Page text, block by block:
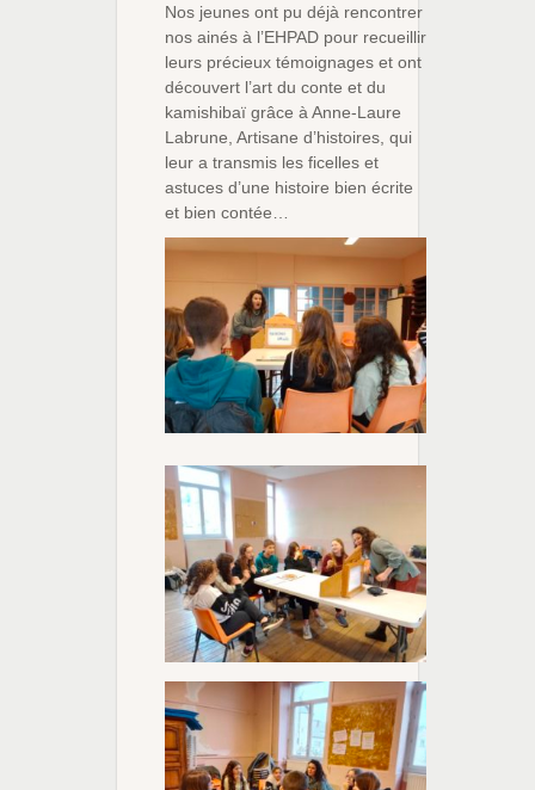
Nos jeunes ont pu déjà rencontrer
nos ainés à l’EHPAD pour recueillir
leurs précieux témoignages et ont
découvert l’art du conte et du
kamishibaï grâce à Anne-Laure
Labrune, Artisane d’histoires, qui
leur a transmis les ficelles et
astuces d’une histoire bien écrite
et bien contée…